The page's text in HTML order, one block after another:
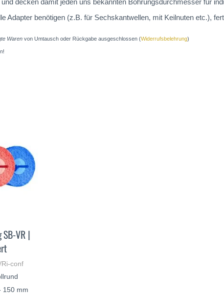
decken damit jeden uns bekannten Bohrungsdurchmesser für
Adapter benötigen (z.B. für Sechskantwellen, mit Keilnuten etc.),
Waren von Umtausch oder Rückgabe ausgeschlossen (Widerrufsbelehrung)
VR |
conf
150 mm